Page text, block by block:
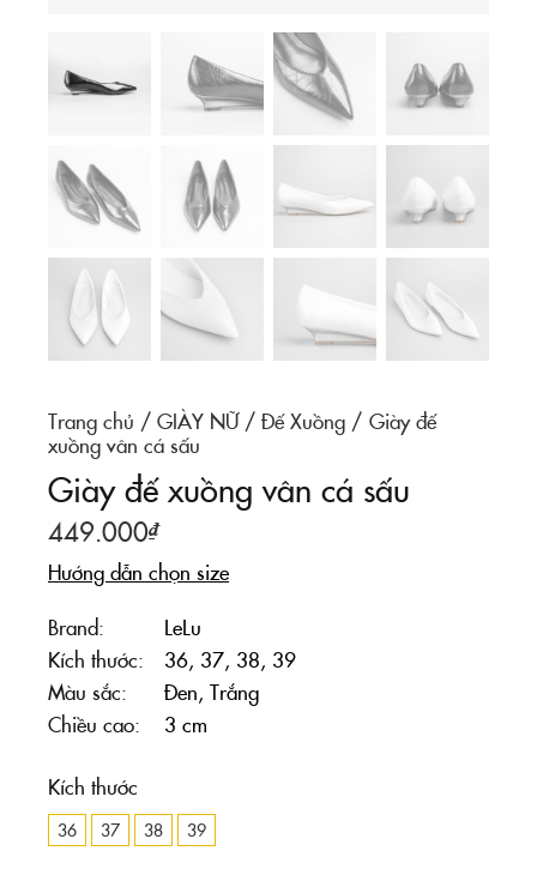
Trang chủ GIÀY NỮ Đế Xuồng
Giày đế
xuồng vân cá sấu
Giày đế xuồng vân cá sấu
449.000₫
Hướng dẫn chọn size
Brand
LeLu
Kích thước
36, 37, 38, 39
Màu sắc
Đen, Trắng
Chiều cao
3 cm
Kích thước
36 37 38 39